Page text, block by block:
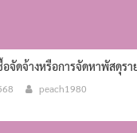
จัดจ้างหรือการจัดหาพัสดุร
peach1980